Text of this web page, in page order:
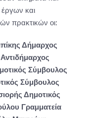
έργων και
πρακτικών οι:
Δήμαρχος
Σύμβουλος
Σύμβουλος
Δημοτικός
Γραμματεία